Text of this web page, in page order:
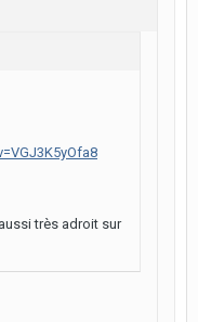
très adroit sur